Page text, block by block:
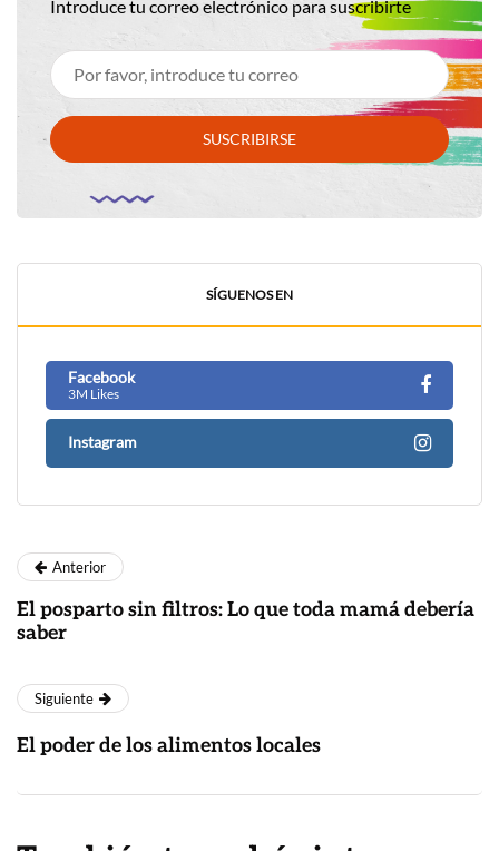
Introduce tu correo electrónico para suscribirte
SUSCRIBIRSE
SÍGUENOS EN
Facebook
3M Likes
Instagram
Anterior
El posparto sin filtros: Lo que toda mamá debería
saber
Siguiente
El poder de los alimentos locales